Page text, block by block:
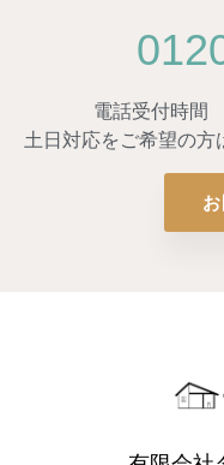
電話受付時間
土日対応をご希望の方